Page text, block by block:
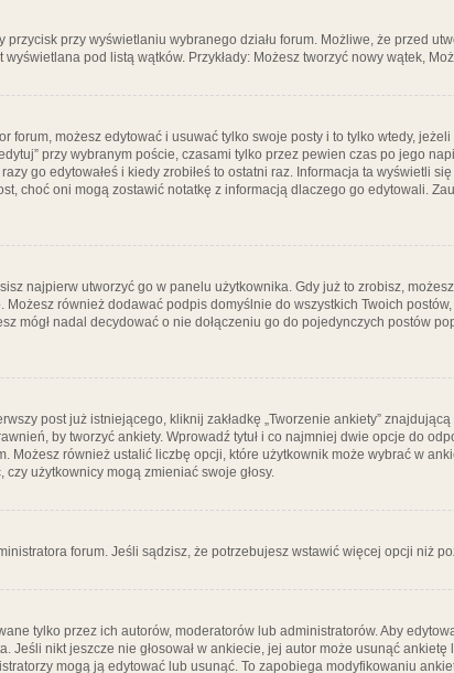
przycisk przy wyświetlaniu wybranego działu forum. Możliwe, że przed
pod listą wątków. Przykłady: Możesz tworzyć nowy wątek,
forum, możesz edytować i usuwać tylko swoje posty i to tylko wtedy,
przy wybranym poście, czasami tylko przez pewien czas po jego
go edytowałeś i kiedy zrobiłeś to ostatni raz. Informacja ta wyświetli
choć oni mogą zostawić notatkę z informacją dlaczego go edytowali.
najpierw utworzyć go w panelu użytkownika. Gdy już to zrobisz,
Możesz również dodawać podpis domyślnie do wszystkich Twoich
mógł nadal decydować o nie dołączeniu go do pojedynczych postów
post już istniejącego, kliknij zakładkę „Tworzenie ankiety”
by tworzyć ankiety. Wprowadź tytuł i co najmniej dwie opcje do
Możesz również ustalić liczbę opcji, które użytkownik może wybrać w
użytkownicy mogą zmieniać swoje głosy.
forum. Jeśli sądzisz, że potrzebujesz wstawić więcej opcji niż
tylko przez ich autorów, moderatorów lub administratorów. Aby
Jeśli nikt jeszcze nie głosował w ankiecie, jej autor może usunąć
mogą ją edytować lub usunąć. To zapobiega modyfikowaniu